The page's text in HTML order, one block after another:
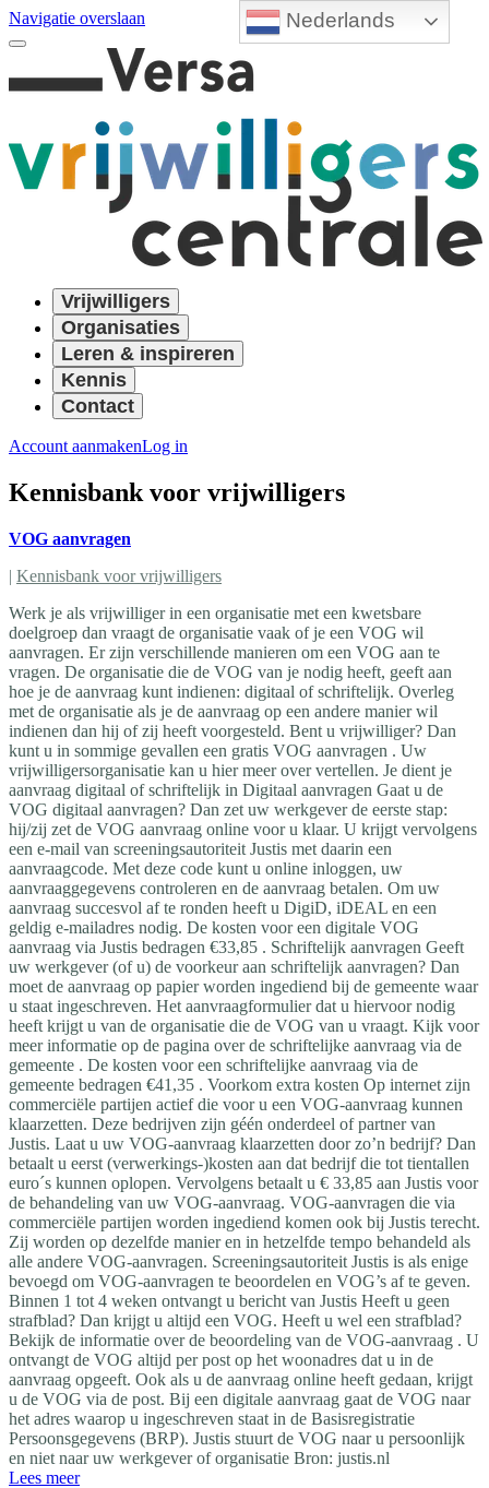
Nederlands
Navigatie overslaan
Vrijwilligers
Organisaties
Leren & inspireren
Kennis
Contact
Account aanmakenLog in
Kennisbank voor vrijwilligers
VOG aanvragen
| Kennisbank voor vrijwilligers
Werk je als vrijwilliger in een organisatie met een kwetsbare
doelgroep dan vraagt de organisatie vaak of je een VOG wil
aanvragen. Er zijn verschillende manieren om een VOG aan te
vragen. De organisatie die de VOG van je nodig heeft, geeft aan
hoe je de aanvraag kunt indienen: digitaal of schriftelijk. Overleg
met de organisatie als je de aanvraag op een andere manier wil
indienen dan hij of zij heeft voorgesteld. Bent u vrijwilliger? Dan
kunt u in sommige gevallen een gratis VOG aanvragen . Uw
vrijwilligersorganisatie kan u hier meer over vertellen. Je dient je
aanvraag digitaal of schriftelijk in Digitaal aanvragen Gaat u de
VOG digitaal aanvragen? Dan zet uw werkgever de eerste stap:
hij/zij zet de VOG aanvraag online voor u klaar. U krijgt vervolgens
een e-mail van screeningsautoriteit Justis met daarin een
aanvraagcode. Met deze code kunt u online inloggen, uw
aanvraaggegevens controleren en de aanvraag betalen. Om uw
aanvraag succesvol af te ronden heeft u DigiD, iDEAL en een
geldig e-mailadres nodig. De kosten voor een digitale VOG
aanvraag via Justis bedragen €33,85 . Schriftelijk aanvragen Geeft
uw werkgever (of u) de voorkeur aan schriftelijk aanvragen? Dan
moet de aanvraag op papier worden ingediend bij de gemeente waar
u staat ingeschreven. Het aanvraagformulier dat u hiervoor nodig
heeft krijgt u van de organisatie die de VOG van u vraagt. Kijk voor
meer informatie op de pagina over de schriftelijke aanvraag via de
gemeente . De kosten voor een schriftelijke aanvraag via de
gemeente bedragen €41,35 . Voorkom extra kosten Op internet zijn
commerciële partijen actief die voor u een VOG-aanvraag kunnen
klaarzetten. Deze bedrijven zijn géén onderdeel of partner van
Justis. Laat u uw VOG-aanvraag klaarzetten door zo’n bedrijf? Dan
betaalt u eerst (verwerkings-)kosten aan dat bedrijf die tot tientallen
euro´s kunnen oplopen. Vervolgens betaalt u € 33,85 aan Justis voor
de behandeling van uw VOG-aanvraag. VOG-aanvragen die via
commerciële partijen worden ingediend komen ook bij Justis terecht.
Zij worden op dezelfde manier en in hetzelfde tempo behandeld als
alle andere VOG-aanvragen. Screeningsautoriteit Justis is als enige
bevoegd om VOG-aanvragen te beoordelen en VOG’s af te geven.
Binnen 1 tot 4 weken ontvangt u bericht van Justis Heeft u geen
strafblad? Dan krijgt u altijd een VOG. Heeft u wel een strafblad?
Bekijk de informatie over de beoordeling van de VOG-aanvraag . U
ontvangt de VOG altijd per post op het woonadres dat u in de
aanvraag opgeeft. Ook als u de aanvraag online heeft gedaan, krijgt
u de VOG via de post. Bij een digitale aanvraag gaat de VOG naar
het adres waarop u ingeschreven staat in de Basisregistratie
Persoonsgegevens (BRP). Justis stuurt de VOG naar u persoonlijk
en niet naar uw werkgever of organisatie Bron: justis.nl
Lees meer